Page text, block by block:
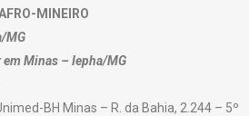
MINEIRO
MG
Minas – Iepha/MG
BH Minas – R. da Bahia, 2.244 – 5º